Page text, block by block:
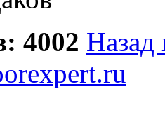
4002 Назад